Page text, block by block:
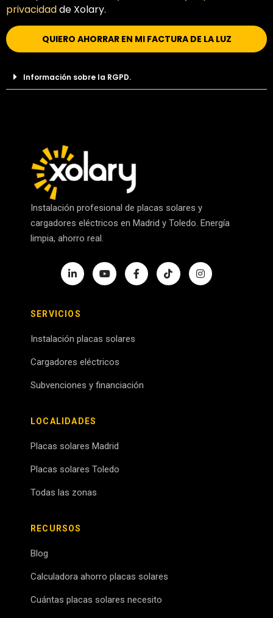
privacidadde Xolary.
QUIERO AHORRAR EN MI FACTURA DE LA LUZ
Información sobre la RGPD.
Instalación profesional de placas solares y
cargadores eléctricos en Madrid y Toledo. Energía
limpia, ahorro real.
SERVICIOS
Instalación placas solares
Cargadores eléctricos
Subvenciones y financiación
LOCALIDADES
Placas solares Madrid
Placas solares Toledo
Todas las zonas
RECURSOS
Blog
Calculadora ahorro placas solares
Cuántas placas solares necesito